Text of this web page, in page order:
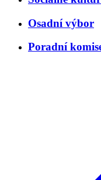
Osadní výbor
Poradní